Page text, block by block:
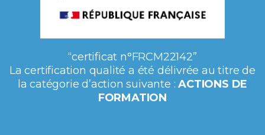
“certificat n°FRCM22142”
La certification qualité a été délivrée au titre de
la catégorie d’action suivante :ACTIONS DE
FORMATION